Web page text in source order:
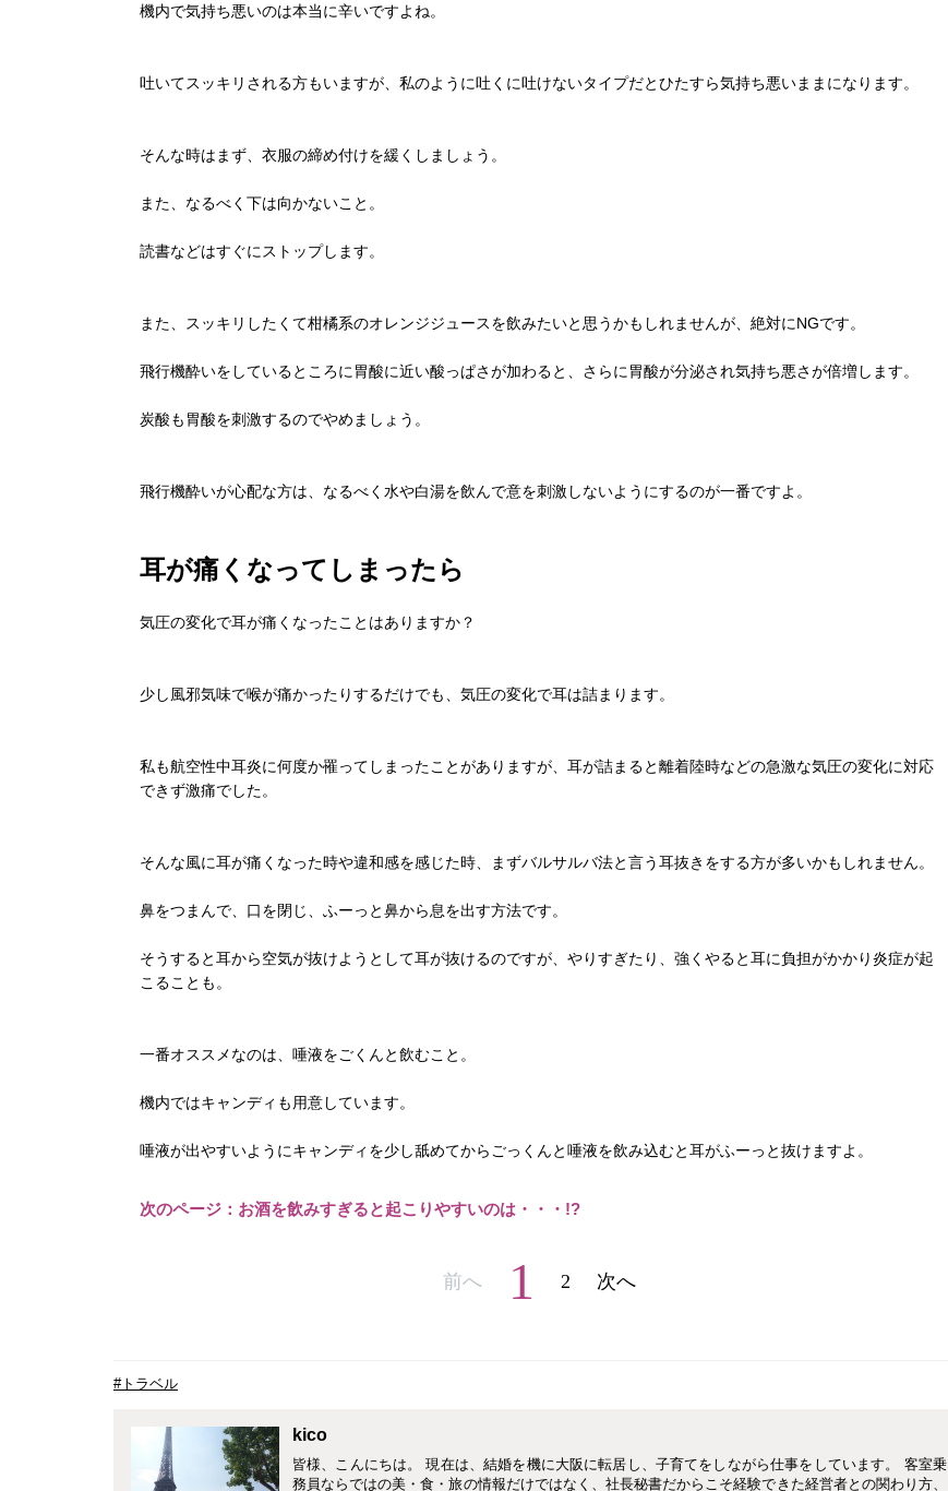
機内で気持ち悪いのは本当に辛いですよね。
吐いてスッキリされる方もいますが、私のように吐くに吐けないタイプだとひたすら気持ち悪いままになります。
そんな時はまず、衣服の締め付けを緩くしましょう。
また、なるべく下は向かないこと。
読書などはすぐにストップします。
また、スッキリしたくて柑橘系のオレンジジュースを飲みたいと思うかもしれませんが、絶対にNGです。
飛行機酔いをしているところに胃酸に近い酸っぱさが加わると、さらに胃酸が分泌され気持ち悪さが倍増します。
炭酸も胃酸を刺激するのでやめましょう。
飛行機酔いが心配な方は、なるべく水や白湯を飲んで意を刺激しないようにするのが一番ですよ。
耳が痛くなってしまったら
気圧の変化で耳が痛くなったことはありますか？
少し風邪気味で喉が痛かったりするだけでも、気圧の変化で耳は詰まります。
私も航空性中耳炎に何度か罹ってしまったことがありますが、耳が詰まると離着陸時などの急激な気圧の変化に対応
できず激痛でした。
そんな風に耳が痛くなった時や違和感を感じた時、まずバルサルバ法と言う耳抜きをする方が多いかもしれません。
鼻をつまんで、口を閉じ、ふーっと鼻から息を出す方法です。
そうすると耳から空気が抜けようとして耳が抜けるのですが、やりすぎたり、強くやると耳に負担がかかり炎症が起
こることも。
一番オススメなのは、唾液をごくんと飲むこと。
機内ではキャンディも用意しています。
唾液が出やすいようにキャンディを少し舐めてからごっくんと唾液を飲み込むと耳がふーっと抜けますよ。
次のページ：お酒を飲みすぎると起こりやすいのは・・・!?
前へ 1 2 次へ
#トラベル
kico
皆様、こんにちは。 現在は、結婚を機に大阪に転居し、子育てをしながら仕事をしています。 客室乗
務員ならではの美・食・旅の情報だけではなく、社長秘書だからこそ経験できた経営者との関わり方、